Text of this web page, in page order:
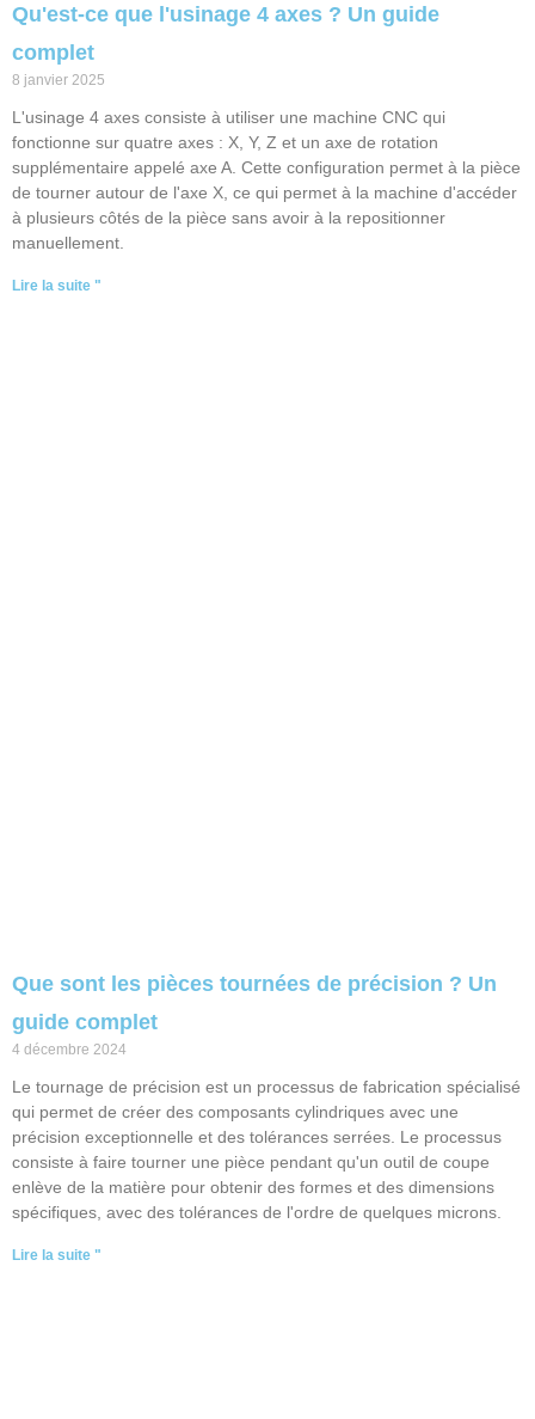
Qu'est-ce que l'usinage 4 axes ? Un guide
complet
8 janvier 2025
L'usinage 4 axes consiste à utiliser une machine CNC qui
fonctionne sur quatre axes : X, Y, Z et un axe de rotation
supplémentaire appelé axe A. Cette configuration permet à la pièce
de tourner autour de l'axe X, ce qui permet à la machine d'accéder
à plusieurs côtés de la pièce sans avoir à la repositionner
manuellement.
Lire la suite "
Que sont les pièces tournées de précision ? Un
guide complet
4 décembre 2024
Le tournage de précision est un processus de fabrication spécialisé
qui permet de créer des composants cylindriques avec une
précision exceptionnelle et des tolérances serrées. Le processus
consiste à faire tourner une pièce pendant qu'un outil de coupe
enlève de la matière pour obtenir des formes et des dimensions
spécifiques, avec des tolérances de l'ordre de quelques microns.
Lire la suite "